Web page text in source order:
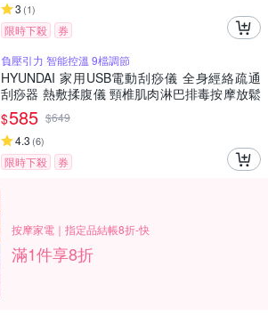
3 (1)
限時下殺
券
負壓引力 智能控溫 9檔調節
HYUNDAI 家用USB電動刮痧儀 全身經絡疏通
刮痧器 熱敷揉腹儀 頸椎肌肉淋巴排毒按摩放鬆
儀（非醫療器材）
$585 $649
4.3 (6)
限時下殺 券
按摩家電｜指定品結帳8折-快
滿1件享8折